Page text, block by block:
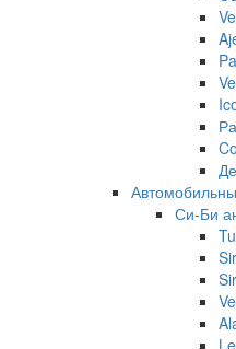
Си-Би